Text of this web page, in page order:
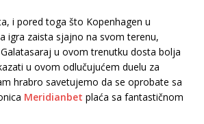
i pored toga što Kopenhagen u
igra zaista sjajno na svom terenu,
u ovom trenutku dosta bolja
u ovom odlučujućem duelu za
hrabro savetujemo da se oprobate sa
Meridianbet plaća sa fantastičnom